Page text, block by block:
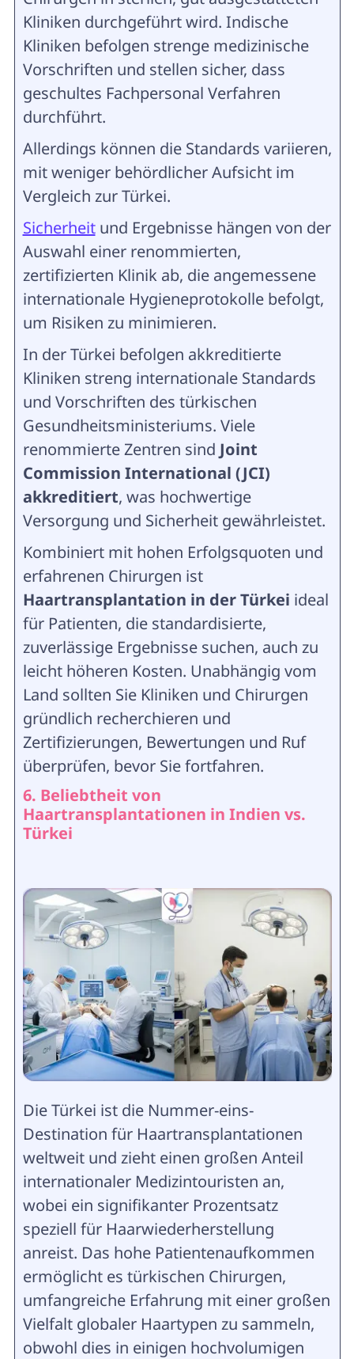
Kliniken durchgeführt wird. Indische
Kliniken befolgen strenge medizinische
Vorschriften und stellen sicher, dass
geschultes Fachpersonal Verfahren
durchführt.
Allerdings können die Standards variieren,
mit weniger behördlicher Aufsicht im
Vergleich zur Türkei.
Sicherheitund Ergebnisse hängen von der
Auswahl einer renommierten,
zertifizierten Klinik ab, die angemessene
internationale Hygieneprotokolle befolgt,
um Risiken zu minimieren.
In der Türkei befolgen akkreditierte
Kliniken streng internationale Standards
und Vorschriften des türkischen
Gesundheitsministeriums. Viele
renommierte Zentren sind Joint
Commission International (JCI)
akkreditiert, was hochwertige
Versorgung und Sicherheit gewährleistet.
Kombiniert mit hohen Erfolgsquoten und
erfahrenen Chirurgen ist
Haartransplantation in der Türkei ideal
für Patienten, die standardisierte,
zuverlässige Ergebnisse suchen, auch zu
leicht höheren Kosten. Unabhängig vom
Land sollten Sie Kliniken und Chirurgen
gründlich recherchieren und
Zertifizierungen, Bewertungen und Ruf
überprüfen, bevor Sie fortfahren.
6. Beliebtheit von
Haartransplantationen in Indien vs.
Türkei
Die Türkei ist die Nummer-eins-
Destination für Haartransplantationen
weltweit und zieht einen großen Anteil
internationaler Medizintouristen an,
wobei ein signifikanter Prozentsatz
speziell für Haarwiederherstellung
anreist. Das hohe Patientenaufkommen
ermöglicht es türkischen Chirurgen,
umfangreiche Erfahrung mit einer großen
Vielfalt globaler Haartypen zu sammeln,
obwohl dies in einigen hochvolumigen